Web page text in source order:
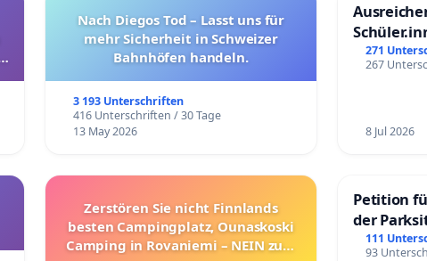
Nach Diegos Tod – Lasst uns für
mehr Sicherheit in Schweizer
Bahnhöfen handeln.
3 193 Unterschriften
416 Unterschriften / 30 Tage
13 May 2026
271
267
8 Jul 2026
Zerstören Sie nicht Finnlands
besten Campingplatz, Ounaskoski
Camping in Rovaniemi – NEIN zum
Petition
der
111
93